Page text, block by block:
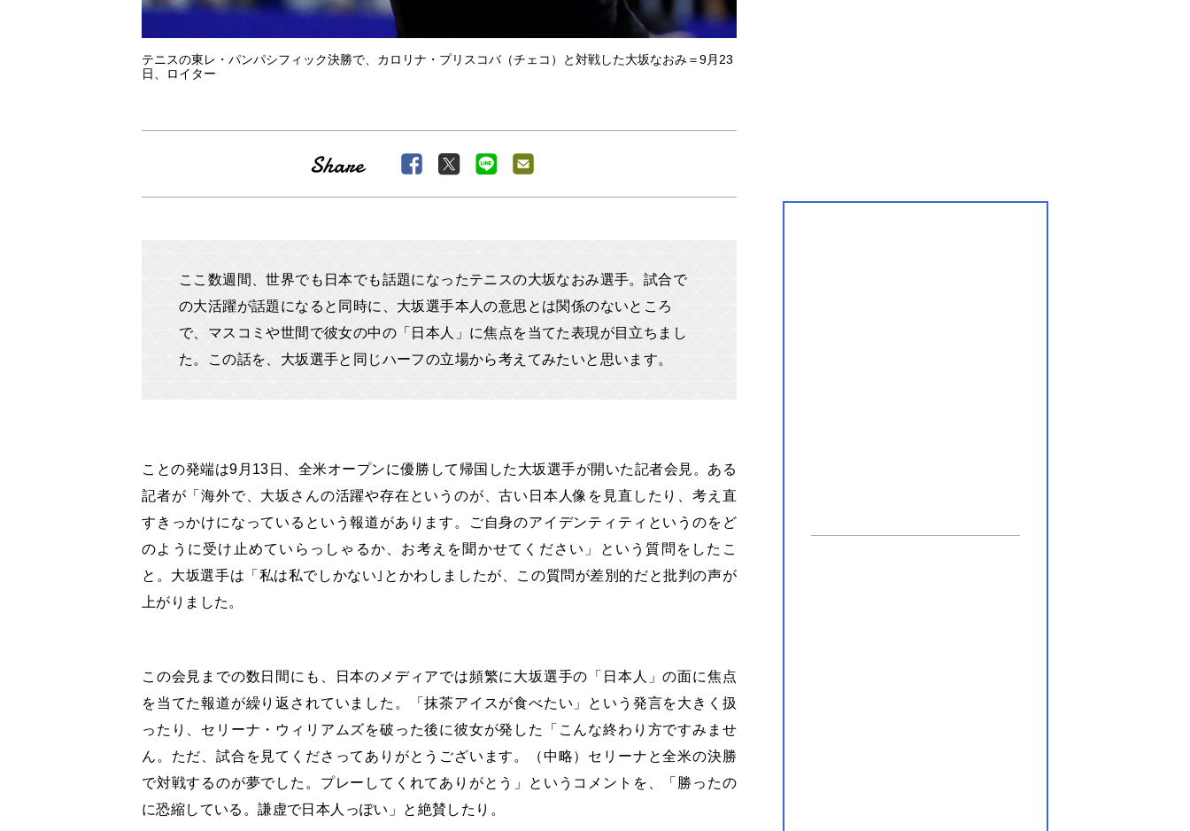
テニスの東レ・パンパシフィック決勝で、カロリナ・プリスコバ（チェコ）と対戦した大坂なおみ＝9月23
日、ロイター
ここ数週間、世界でも日本でも話題になったテニスの大坂なおみ選手。試合で
の大活躍が話題になると同時に、大坂選手本人の意思とは関係のないところ
で、マスコミや世間で彼女の中の「日本人」に焦点を当てた表現が目立ちまし
た。この話を、大坂選手と同じハーフの立場から考えてみたいと思います。
ことの発端は9月 13 日、全米オープンに優勝して帰国した大坂選手が開いた記者会見。ある
記者が「海外で、大坂さんの活躍や存在というのが、古い日本人像を見直したり、考え直
すきっかけになっているという報道があります。ご自身のアイデンティティというのをど
のように受け止めていらっしゃるか、お考えを聞かせてください」という質問をしたこ
と。大坂選手は「私は私でしかない｣とかわしましたが、この質問が差別的だと批判の声が
上がりました。
この会見までの数日間にも、日本のメディアでは頻繁に大坂選手の「日本人」の面に焦点
を当てた報道が繰り返されていました。「抹茶アイスが食べたい」という発言を大きく扱
ったり、セリーナ・ウィリアムズを破った後に彼女が発した「こんな終わり方ですみませ
ん。ただ、試合を見てくださってありがとうございます。（中略）セリーナと全米の決勝
で対戦するのが夢でした。プレーしてくれてありがとう」というコメントを、「勝ったの
に恐縮している。謙虚で日本人っぽい」と絶賛したり。